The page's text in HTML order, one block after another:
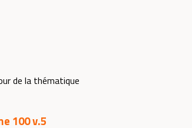
de la thématique
100 v.5